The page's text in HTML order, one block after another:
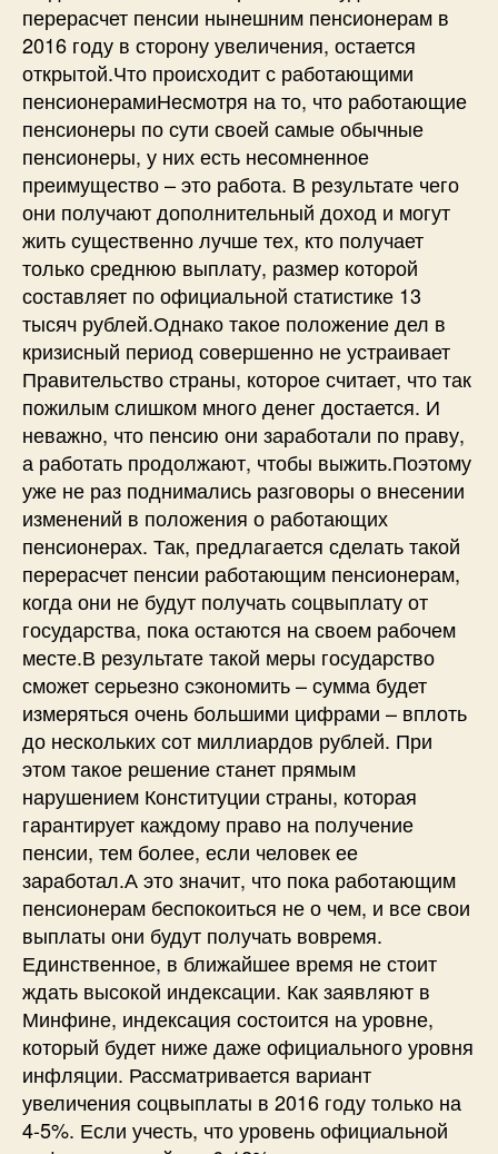
перерасчет пенсии нынешним пенсионерам в
2016 году в сторону увеличения, остается
открытой.Что происходит с работающими
пенсионерамиНесмотря на то, что работающие
пенсионеры по сути своей самые обычные
пенсионеры, у них есть несомненное
преимущество – это работа. В результате чего
они получают дополнительный доход и могут
жить существенно лучше тех, кто получает
только среднюю выплату, размер которой
составляет по официальной статистике 13
тысяч рублей.Однако такое положение дел в
кризисный период совершенно не устраивает
Правительство страны, которое считает, что так
пожилым слишком много денег достается. И
неважно, что пенсию они заработали по праву,
а работать продолжают, чтобы выжить.Поэтому
уже не раз поднимались разговоры о внесении
изменений в положения о работающих
пенсионерах. Так, предлагается сделать такой
перерасчет пенсии работающим пенсионерам,
когда они не будут получать соцвыплату от
государства, пока остаются на своем рабочем
месте.В результате такой меры государство
сможет серьезно сэкономить – сумма будет
измеряться очень большими цифрами – вплоть
до нескольких сот миллиардов рублей. При
этом такое решение станет прямым
нарушением Конституции страны, которая
гарантирует каждому право на получение
пенсии, тем более, если человек ее
заработал.А это значит, что пока работающим
пенсионерам беспокоиться не о чем, и все свои
выплаты они будут получать вовремя.
Единственное, в ближайшее время не стоит
ждать высокой индексации. Как заявляют в
Минфине, индексация состоится на уровне,
который будет ниже даже официального уровня
инфляции. Рассматривается вариант
увеличения соцвыплаты в 2016 году только на
4-5%. Если учесть, что уровень официальной